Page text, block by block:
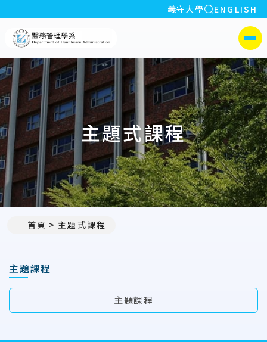
:::
義守大學 全站搜索
ENGLISH
側選單
主題式課程
首頁 主題式課程
主題課程
主題課程